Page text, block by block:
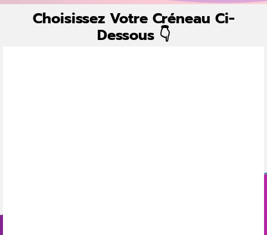
Choisissez Votre Créneau Ci-
Dessous 👇